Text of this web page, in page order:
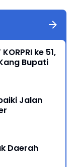
ke 51,
Bupati
Jalan
Daerah